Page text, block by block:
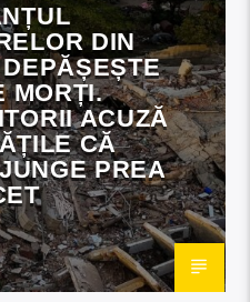
DIN
MORȚI.
ACUZĂ
CĂ
PREA